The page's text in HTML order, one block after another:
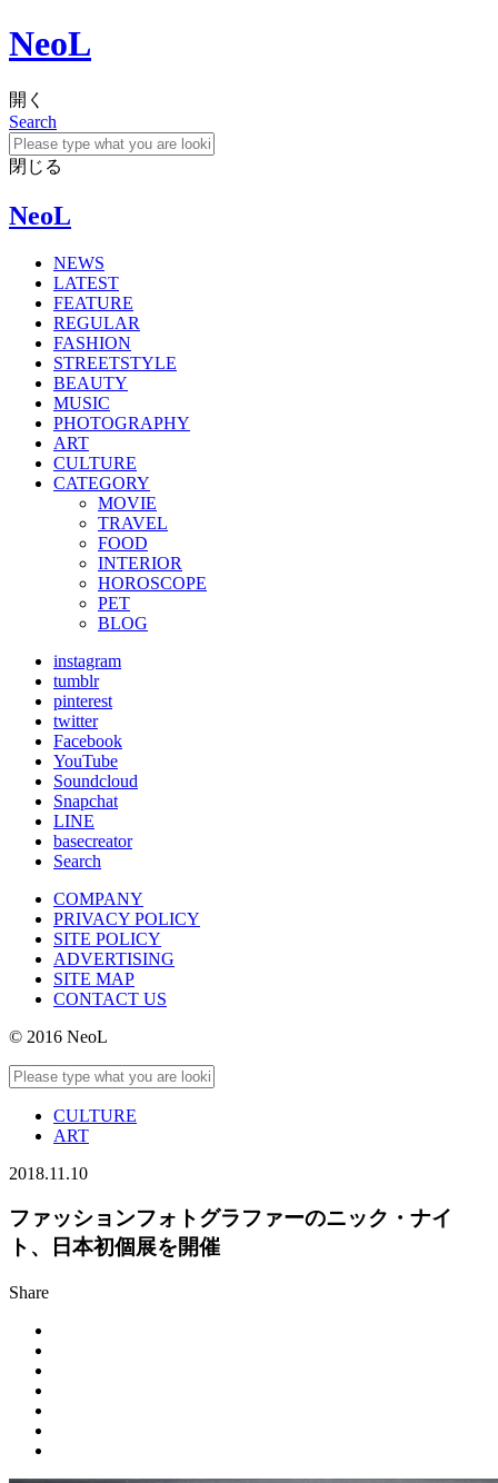
NeoL
開く
Search
閉じる
NeoL
NEWS
LATEST
FEATURE
REGULAR
FASHION
STREETSTYLE
BEAUTY
MUSIC
PHOTOGRAPHY
ART
CULTURE
CATEGORY
MOVIE
TRAVEL
FOOD
INTERIOR
HOROSCOPE
PET
BLOG
instagram
tumblr
pinterest
twitter
Facebook
YouTube
Soundcloud
Snapchat
LINE
basecreator
Search
COMPANY
PRIVACY POLICY
SITE POLICY
ADVERTISING
SITE MAP
CONTACT US
© 2016 NeoL
CULTURE
ART
2018.11.10
ファッションフォトグラファーのニック・ナイ
ト、日本初個展を開催
Share